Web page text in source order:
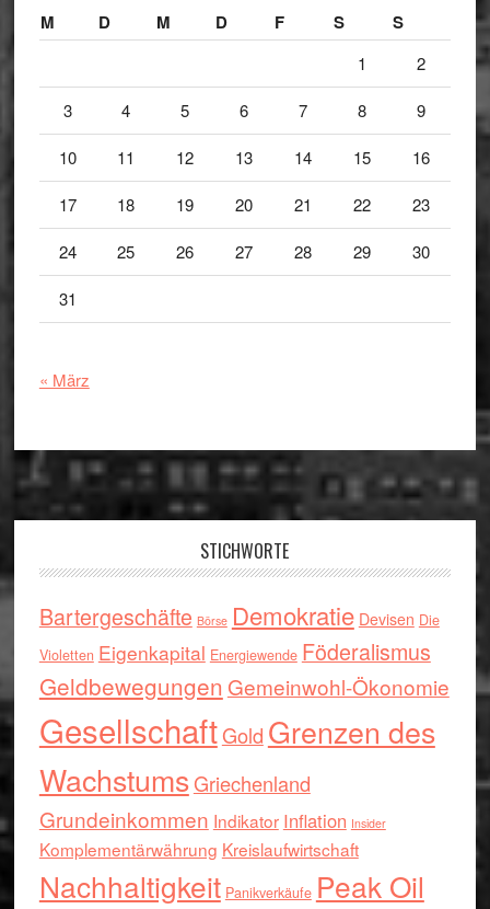
M D M D F S S
1 2
3 4 5 6 7 8 9
10 11 12 13 14 15 16
17 18 19 20 21 22 23
24 25 26 27 28 29 30
31
« März
STICHWORTE
Bartergeschäfte Börse Demokratie Devisen Die
Violetten Eigenkapital Energiewende Föderalismus
Geldbewegungen Gemeinwohl-Ökonomie
GesellschaftGold Grenzen des
WachstumsGriechenland
Grundeinkommen Indikator Inflation Insider
Komplementärwährung Kreislaufwirtschaft
Nachhaltigkeit Panikverkäufe Peak Oil